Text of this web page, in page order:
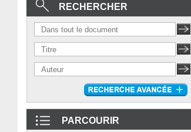
RECHERCHER
PARCOURIR